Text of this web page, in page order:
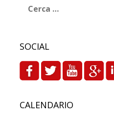
per:
SOCIAL
CALENDARIO